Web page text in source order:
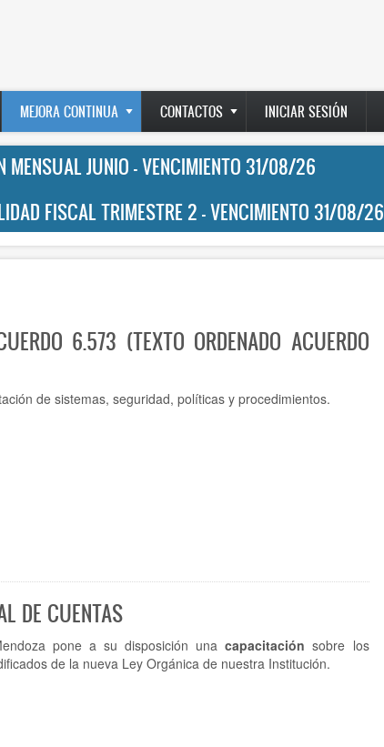
MEJORA CONTINUA CONTACTOS INICIAR SESIÓN
MENSUAL JUNIO - VENCIMIENTO 31/08/26
FISCAL TRIMESTRE 2 - VENCIMIENTO 31/08/26
6.573 (TEXTO ORDENADO ACUERDO
de sistemas, seguridad, políticas y procedimientos.
DE CUENTAS
pone a su disposición unacapacitación sobre los
de la nueva Ley Orgánica de nuestra Institución.